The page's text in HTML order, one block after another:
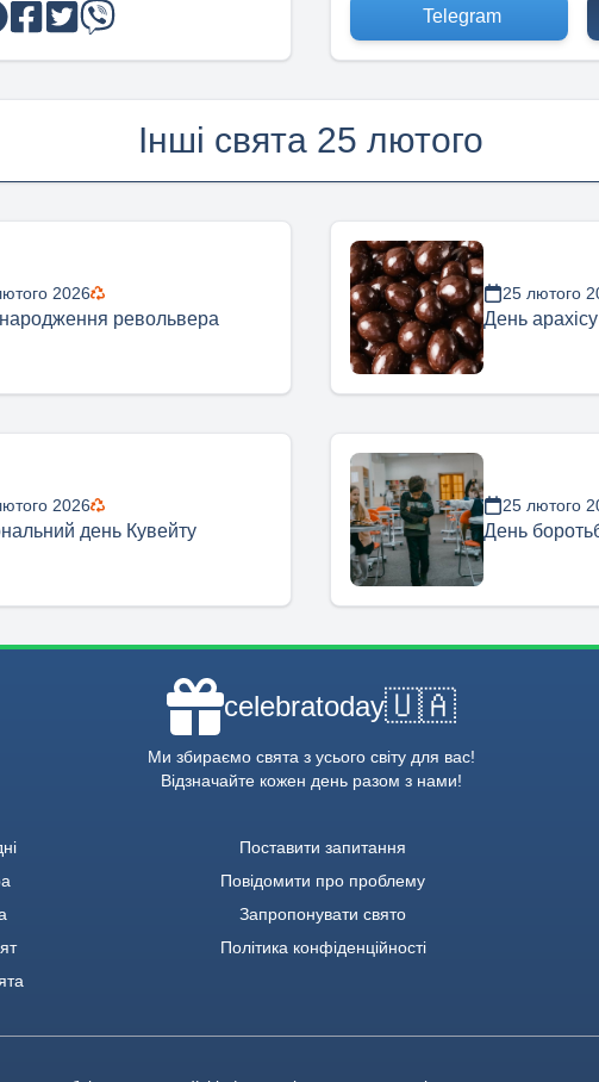
Telegram
Інші свята 25 лютого
2026
револьвера
25 лютого
День
2026
день Кувейту
25 лютого
День
celebratoday🇺🇦
Ми збираємо свята з усього світу для вас!
Відзначайте кожен день разом з нами!
Поставити запитання
Повідомити про проблему
Запропонувати свято
Політика конфіденційності